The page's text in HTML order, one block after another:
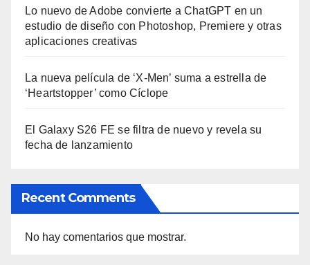
Lo nuevo de Adobe convierte a ChatGPT en un
estudio de diseño con Photoshop, Premiere y otras
aplicaciones creativas
La nueva película de ‘X-Men’ suma a estrella de
‘Heartstopper’ como Cíclope
El Galaxy S26 FE se filtra de nuevo y revela su
fecha de lanzamiento
Recent Comments
No hay comentarios que mostrar.